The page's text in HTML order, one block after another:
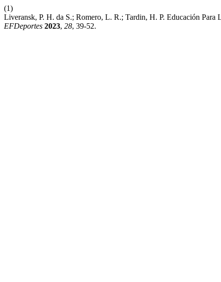
(1)
Liveransk, P. H. da S.; Romero, L. R.; Tardin, H. P. Educación
EFDeportes 2023, 28, 39-52.